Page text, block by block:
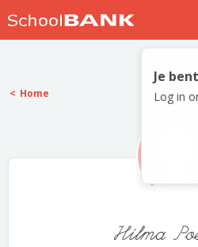
Nostalgische
Log in
Meld je
Je
Log in
Home
Hilma